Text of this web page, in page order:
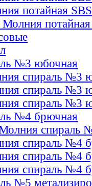
потайная SBS
№3 юбочная
спираль №3
спираль №3
спираль №3
№4 брючная
спираль
спираль №4
спираль №4
спираль №4
№5